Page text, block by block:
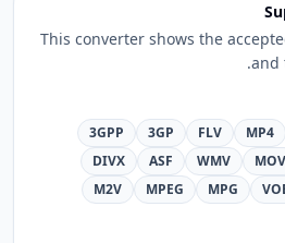
This converter shows the
and
MP4
FLV
3GP
3GPP
MOV
WMV
ASF
DIVX
MPG
MPEG
M2V